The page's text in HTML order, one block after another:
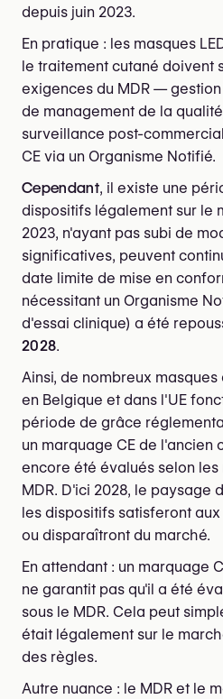
depuis juin 2023.
En pratique : les masques
le traitement cutané doivent
exigences du MDR —
de management de la
surveillance post-
CE via un Organisme Notifié.
Cependant, il existe une
dispositifs légalement sur le
2023, n'ayant pas subi de
significatives, peuvent
date limite de mise en
nécessitant un Organisme
d'essai clinique) a été
2028.
Ainsi, de nombreux
en Belgique et dans l'UE
période de grâce
un marquage CE de l'ancien
encore été évalués selon
MDR. D'ici 2028, le
les dispositifs satisferont
ou disparaîtront du marché.
En attendant : un marquage
ne garantit pas qu'il a été
sous le MDR. Cela peut
était légalement sur le
des règles.
Autre nuance : le MDR et le